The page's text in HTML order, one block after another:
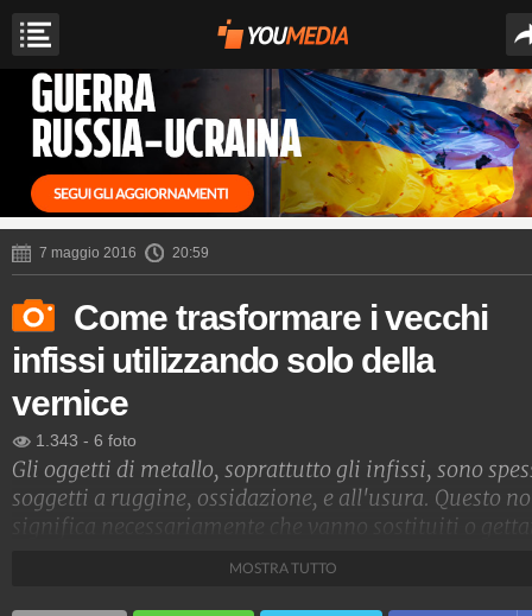
7 maggio 2016 20:59
Come trasformare i vecchi
infissi utilizzando solo della
vernice
1.343 - 6 foto
Gli oggetti di metallo, soprattutto gli infissi, sono
soggetti a ruggine, ossidazione, e all'usura. Questo
significa necessariamente che vanno sostituiti o
MOSTRA TUTTO